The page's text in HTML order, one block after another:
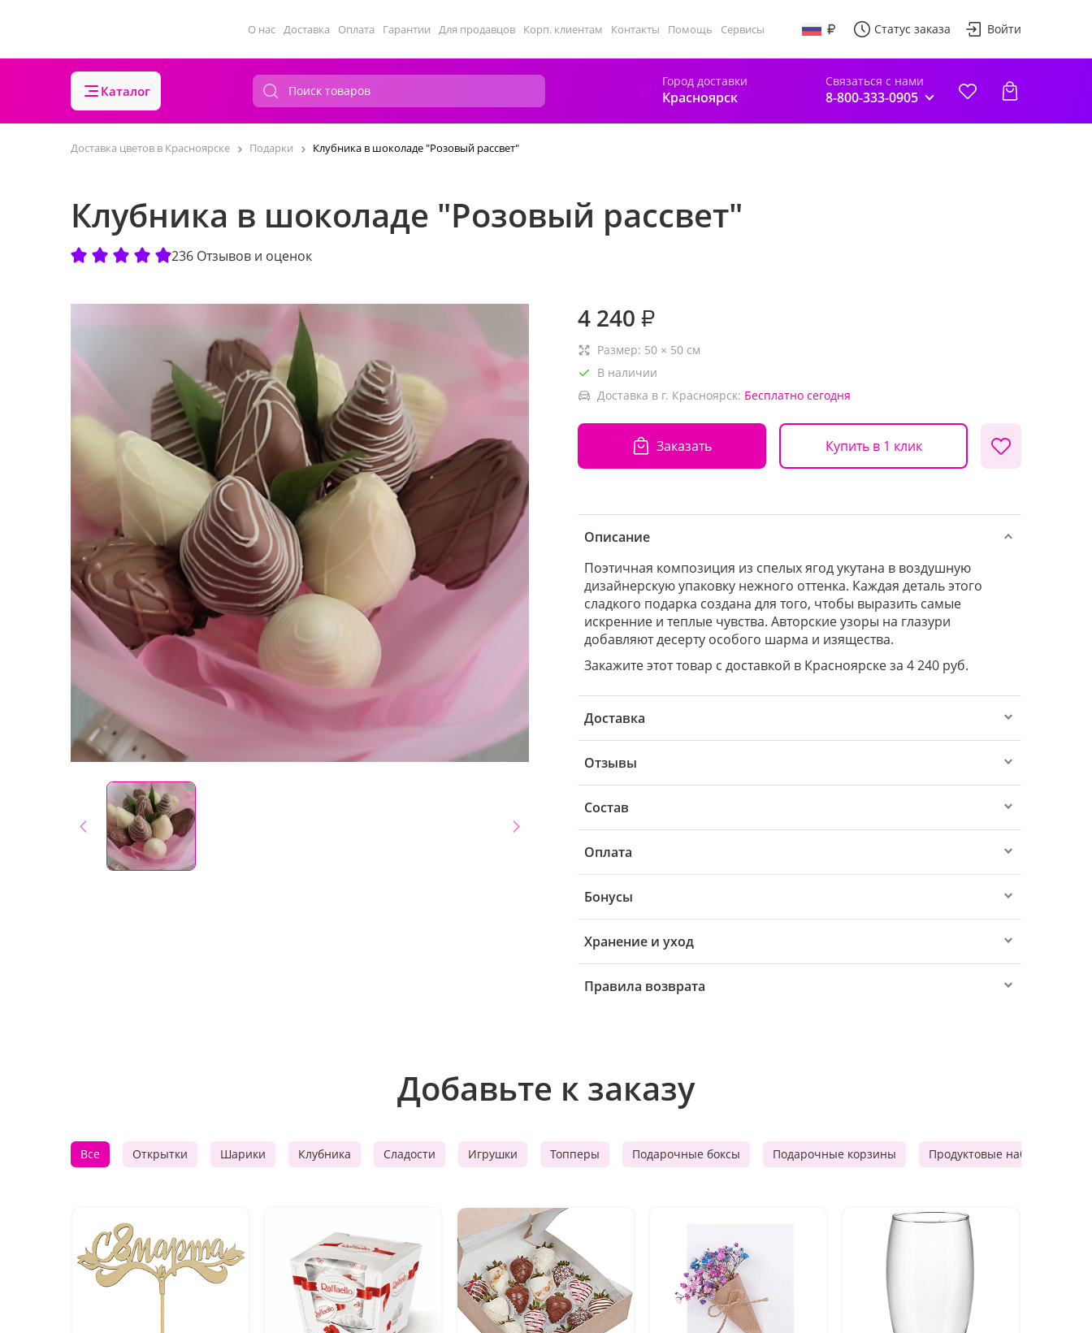
О нас Доставка Оплата Гарантии Для продавцов Корп. клиентам Контакты Помощь Сервисы Статус заказа Войти
Каталог
Город доставки
Красноярск
Связаться с нами
8-800-333-0905
Доставка цветов в Красноярске Подарки Клубника в шоколаде "Розовый рассвет"
Клубника в шоколаде "Розовый рассвет"
236 Отзывов и оценок
4 240 ₽
Размер: 50 × 50 см
В наличии
Доставка в г. Красноярск: Бесплатно сегодня
Заказать Купить в 1 клик
Описание
Поэтичная композиция из спелых ягод укутана в воздушную
дизайнерскую упаковку нежного оттенка. Каждая деталь этого
сладкого подарка создана для того, чтобы выразить самые
искренние и теплые чувства. Авторские узоры на глазури
добавляют десерту особого шарма и изящества.
Закажите этот товар с доставкой в Красноярске за 4 240 руб.
Доставка
Отзывы
Состав
Оплата
Бонусы
Хранение и уход
Правила возврата
Добавьте к заказу
Все Открытки Шарики Клубника Сладости Игрушки Топперы Подарочные боксы Подарочные корзины Продуктовые наборы